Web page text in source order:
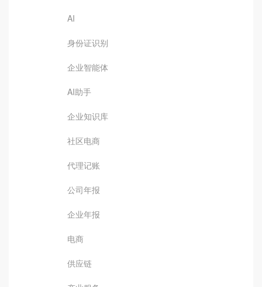
AI
身份证识别
企业智能体
AI助手
企业知识库
社区电商
代理记账
公司年报
企业年报
电商
供应链